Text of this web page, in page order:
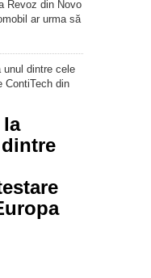
Revoz din Novo
ar urma să
la